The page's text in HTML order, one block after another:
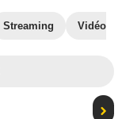
Streaming Vidéos